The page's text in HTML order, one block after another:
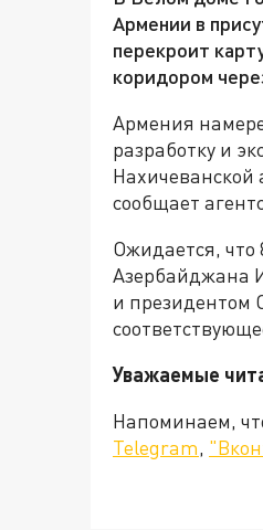
Армении в
перекроит
коридором
Армения
разработку и
Нахичеванской
сообщает
Ожидается, что
Азербайджана
и президентом
Уважаемые
Напоминаем,
Telegram,